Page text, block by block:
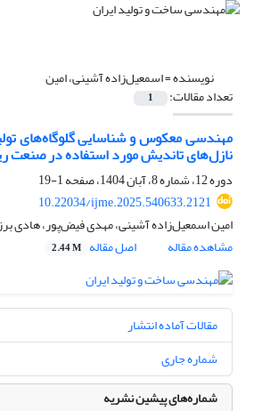
نویسنده =اسمعیل‌زاده آشینی، امین
تعداد مقالات: 1
مهندسی معکوس و شناسایی گلوگاه‌های
نازل‌های تاندیش مورد استفاده در صنعت
دوره 12، شماره 8، آبان 1404، صفحه
1-19
10.22034/ijme.2025.540633.2121
امین اسمعیل‌زاده آشینی، مهدی فیض‌پور، هادی
مشاهده مقاله
اصل مقاله 2.44 M
مقالات آماده انتشار
شماره جاری
شماره‌های پیشین نشریه